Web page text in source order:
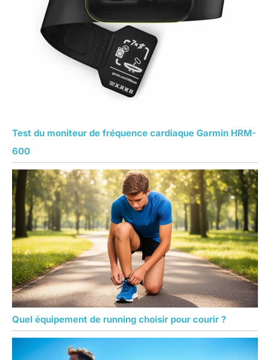
Test du moniteur de fréquence cardiaque Garmin HRM-
600
Quel équipement de running choisir pour courir ?